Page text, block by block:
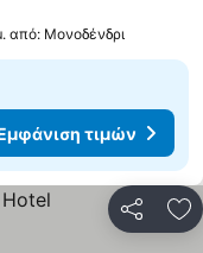
από: Μονοδένδρι
τιμών